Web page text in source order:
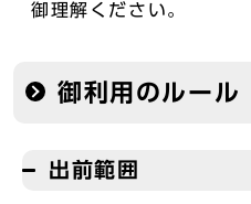
御理解ください。
御利用のルール
出前範囲